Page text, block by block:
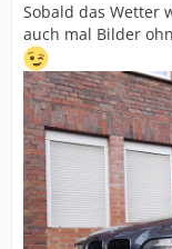
Sobald das Wetter
auch mal Bilder